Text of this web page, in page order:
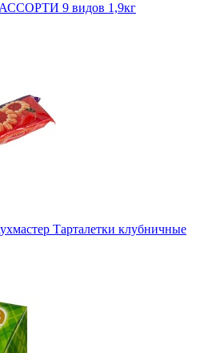
АССОРТИ 9 видов 1,9кг
Тарталетки клубничные